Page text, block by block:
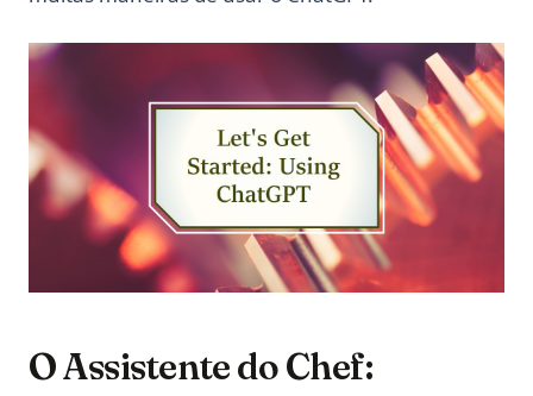
O Assistente do Chef: